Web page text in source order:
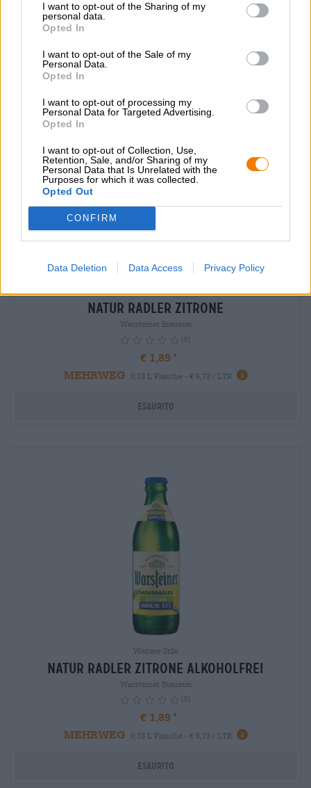
I want to opt-out of the Sharing of my
personal data.
Opted In
I want to opt-out of the Sale of my
Personal Data.
Opted In
I want to opt-out of processing my
Personal Data for Targeted Advertising.
Opted In
I want to opt-out of Collection, Use,
Retention, Sale, and/or Sharing of my
Personal Data that Is Unrelated with the
Purposes for which it was collected.
Opted Out
CONFIRM
Data Deletion Data Access Privacy Policy
MEHRWEG
info
Natur Radler Zitrone
Warsteiner Brauerei
(0)
€ 1,89
MEHRWEG
0,33 L Flasche - € 5,73 / LTR info
Esaurito
Weitere Stile
Natur Radler Zitrone alkoholfrei
Warsteiner Brauerei
(0)
€ 1,89
MEHRWEG
0,33 L Flasche - € 5,73 / LTR info
Esaurito